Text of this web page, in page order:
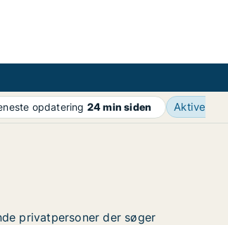
opdatering 24 min siden Aktive
privatpersoner der søger